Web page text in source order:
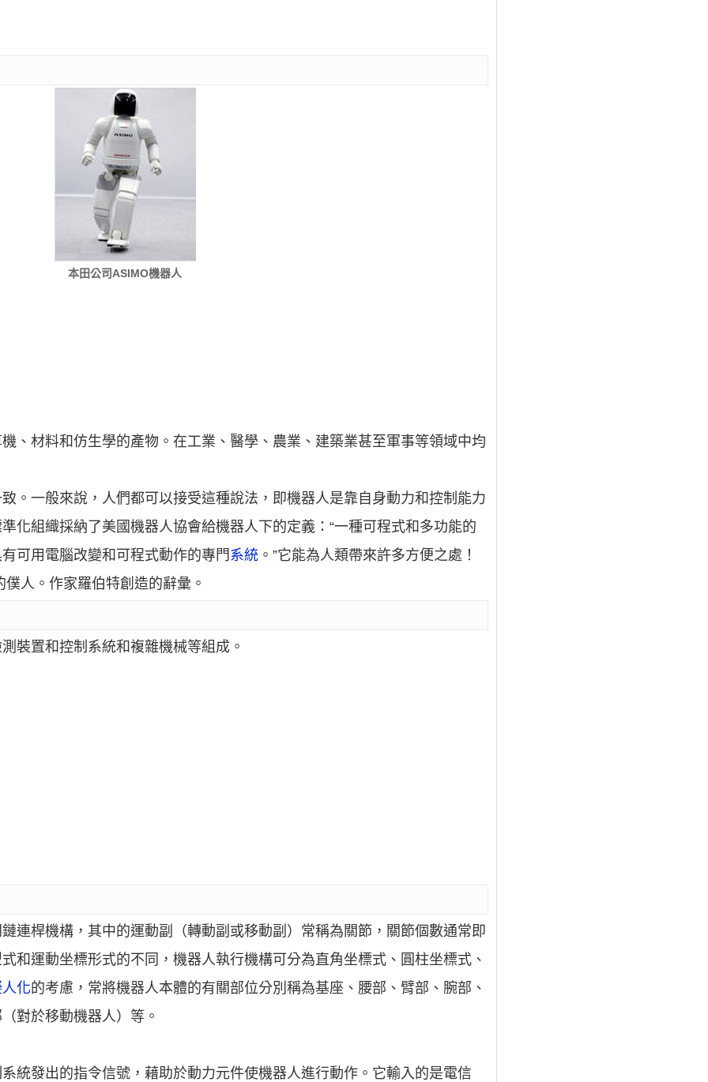
本田公司ASIMO機器人
、材料和仿生學的產物。在工業、醫學、農業、建築業甚至軍事等領域中均
。一般來說，人們都可以接受這種說法，即機器人是靠自身動力和控制能力
化組織採納了美國機器人協會給機器人下的定義：“一種可程式和多功能的
可用電腦改變和可程式動作的專門 系統 。”它能為人類帶來許多方便之處！
人。作家羅伯特創造的辭彙。
裝置和控制系統和複雜機械等組成。
連桿機構，其中的運動副（轉動副或移動副）常稱為關節，關節個數通常即
和運動坐標形式的不同，機器人執行機構可分為直角坐標式、圓柱坐標式、
化的考慮，常將機器人本體的有關部位分別稱為基座、腰部、臂部、腕部、
對於移動機器人）等。
統發出的指令信號，藉助於動力元件使機器人進行動作。它輸入的是電信